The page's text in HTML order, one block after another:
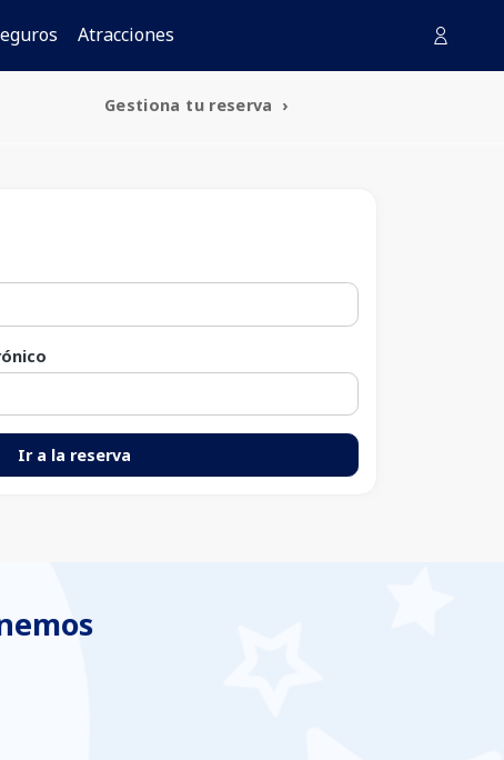
Atracciones
Gestiona tu reserva
Ir a la reserva